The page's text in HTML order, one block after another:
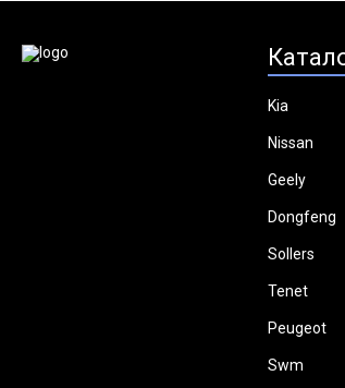
Kia
Nissan
Geely
Dongfeng
Sollers
Tenet
Peugeot
Swm